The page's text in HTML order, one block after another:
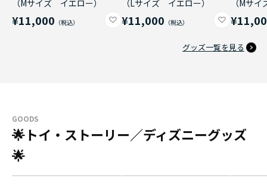
（Mサイズ イエロー）
¥11,000
（Lサイズ イエロー）
¥11,000
（Mサ
グッズ一覧を見る
GOODS
🌟トイ・ストーリー／ディズニーグッズ
🌟